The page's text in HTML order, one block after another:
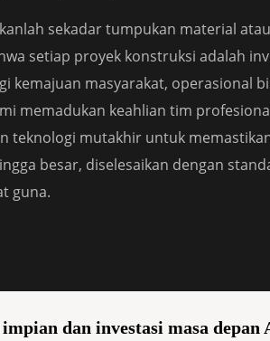
sekadar tumpukan material
setiap proyek konstruksi adalah
kemajuan masyarakat, operasional
memadukan keahlian tim
teknologi mutakhir untuk
besar, diselesaikan dengan
guna.
dan investasi masa